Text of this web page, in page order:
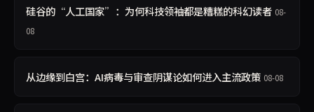
硅谷的“人工国家”：为何科技领袖都是糟糕的科幻读者 08-
08
从边缘到白宫：AI病毒与审查阴谋论如何进入主流政策 08-08